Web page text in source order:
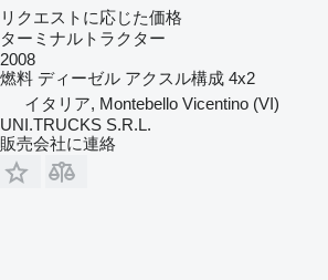
リクエストに応じた価格
ターミナルトラクター
2008
燃料 ディーゼル アクスル構成 4x2
イタリア, Montebello Vicentino (VI)
UNI.TRUCKS S.R.L.
販売会社に連絡